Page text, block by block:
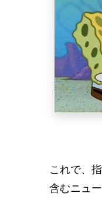
これで、
含むニュ